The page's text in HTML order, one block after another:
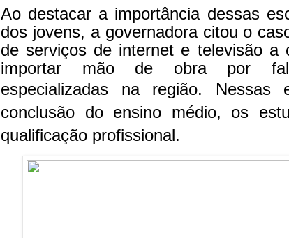
Ao destacar a importância dessas
dos jovens, a governadora citou o
de serviços de internet e televisão a
importar mão de obra por
especializadas na região. Nessas
conclusão do ensino médio, os
qualificação profissional.